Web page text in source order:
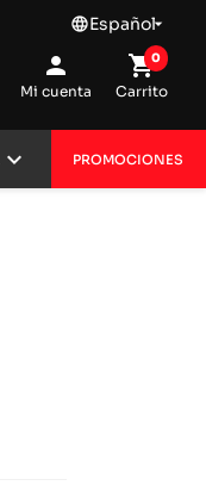
languageEspañol
person
Mi cuenta
shopping_cart
Carrito
0
keyboard_arrow_down PROMOCIONES